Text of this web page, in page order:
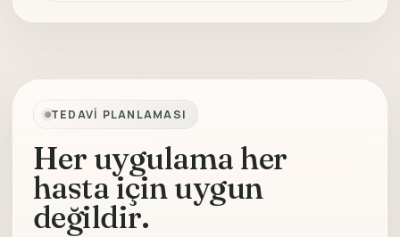
TEDAVI PLANLAMASI
Her uygulama her
hasta için uygun
değildir.